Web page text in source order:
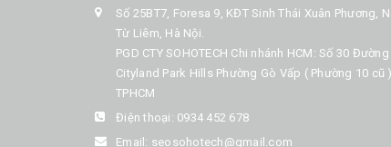
Số 25BT7, Foresa 9, KĐT Sinh Thái Xuân Phương,
Từ Liêm, Hà Nội.
PGD CTY SOHOTECH Chi nhánh HCM: Số 30
Cityland Park Hills Phường Gò Vấp ( Phường 10 cũ )
TPHCM
Điện thoại: 0934 452 678
Email: seosohotech@gmail.com